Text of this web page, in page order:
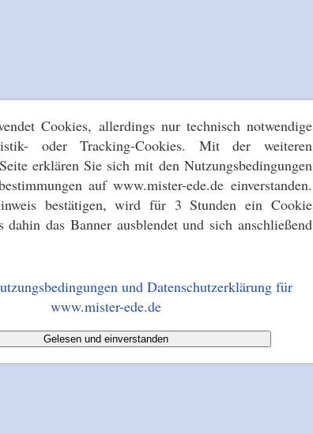
Cookies, allerdings nur technisch notwendige
oder Tracking-Cookies. Mit der weiteren
erklären Sie sich mit den Nutzungsbedingungen
auf www.mister-ede.de einverstanden.
bestätigen, wird für 3 Stunden ein Cookie
das Banner ausblendet und sich anschließend
und Datenschutzerklärung für
www.mister-ede.de
Gelesen und einverstanden